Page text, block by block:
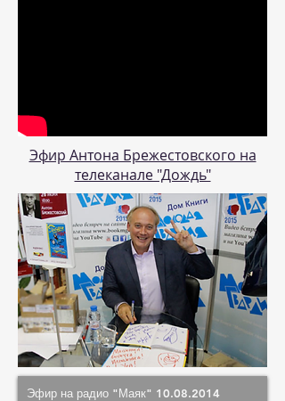
Эфир Антона Брежестовского на
телеканале "Дождь"
Эфир на радио "Маяк" 10.08.2014